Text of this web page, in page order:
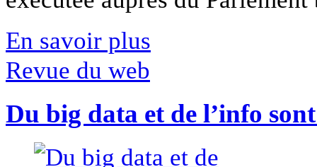
En savoir plus
Revue du web
Du big data et de l’info